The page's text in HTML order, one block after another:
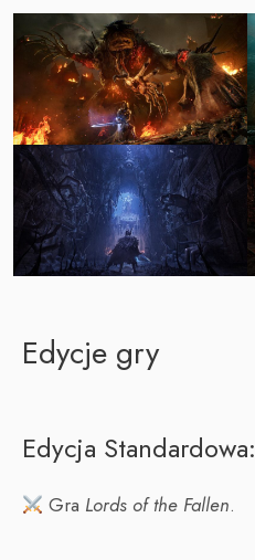
Edycje gry
Edycja Standardowa:
Gra Lords of the Fallen.